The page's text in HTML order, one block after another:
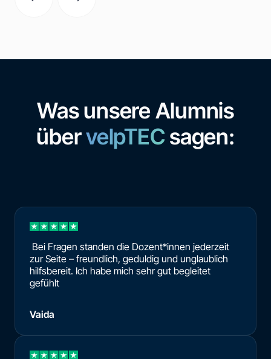
Was unsere Alumnis
übervelpTEC sagen:
Bei Fragen standen die Dozent*innen jederzeit
zur Seite – freundlich, geduldig und unglaublich
hilfsbereit. Ich habe mich sehr gut begleitet
gefühlt
Vaida